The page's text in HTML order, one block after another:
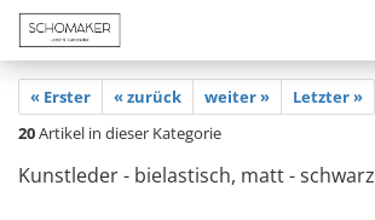
« Erster « zurück weiter »
Letzter »
20Artikel in dieser Kategorie
Kunstleder - bielastisch, matt - schwarz